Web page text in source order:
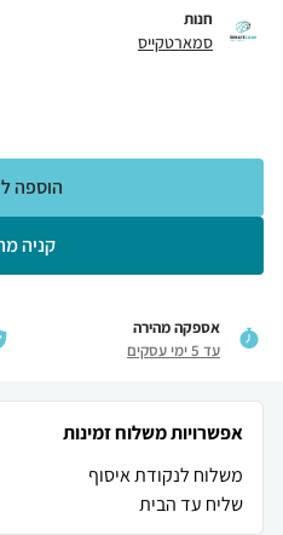
חנות
סמארטקייס
קניה
הוספה
אספקה מהירה
עד 5 ימי עסקים
אפשרויות משלוח זמינות
משלוח לנקודת איסוף
שליח עד הבית